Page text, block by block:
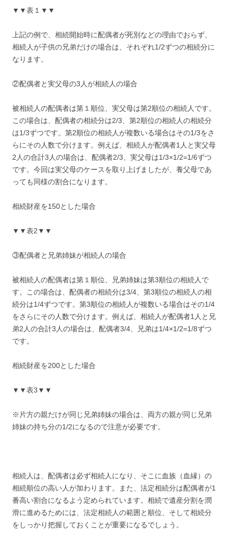
▼▼表１▼▼
上記の例で、相続開始時に配偶者が死別などの理由でおらず、
相続人が子供の兄弟だけの場合は、それぞれ1/2ずつの相続分に
なります。
②配偶者と実父母の3人が相続人の場合
被相続人の配偶者は第１順位、実父母は第2順位の相続人です。
この場合は、配偶者の相続分は2/3、第2順位の相続人の相続分
は1/3ずつです。第2順位の相続人が複数いる場合はその1/3をさ
らにその人数で分けます。例えば、相続人が配偶者1人と実父母
2人の合計3人の場合は、配偶者2/3、実父母は1/3×1/2=1/6ずつ
です。今回は実父母のケースを取り上げましたが、養父母であ
っても同様の割合になります。
相続財産を150とした場合
▼▼表2▼▼
③配偶者と兄弟姉妹が相続人の場合
被相続人の配偶者は第１順位、兄弟姉妹は第3順位の相続人で
す。この場合は、配偶者の相続分は3/4、第3順位の相続人の相
続分は1/4ずつです。第3順位の相続人が複数いる場合はその1/4
をさらにその人数で分けます。例えば、相続人が配偶者1人と兄
弟2人の合計3人の場合は、配偶者3/4、兄弟は1/4×1/2=1/8ずつ
です。
相続財産を200とした場合
▼▼表3▼▼
※片方の親だけが同じ兄弟姉妹の場合は、両方の親が同じ兄弟
姉妹の持ち分の1/2になるので注意が必要です。
相続人は、配偶者は必ず相続人になり、そこに血族（血縁）の
相続順位の高い人が加わります。また、法定相続分は配偶者が1
番高い割合になるよう定められています。相続で遺産分割を潤
滑に進めるためには、法定相続人の範囲と順位、そして相続分
をしっかり把握しておくことが重要になるでしょう。